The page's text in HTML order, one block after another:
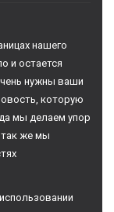
нашего
и остается
нужны ваши
которую
мы делаем упор
так же мы